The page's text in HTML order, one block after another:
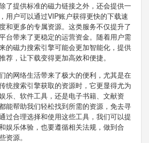
了提供标准的磁力链接之外，还会提供一
用户可以通过VIP账户获得更快的下载速
和更多的专属资源。这类服务不仅提升了
台带来了更稳定的运营资金。随着用户需
的磁力搜索引擎可能会更加智能化，提供
荐，让下载变得更加高效和便捷。
的网络生活带来了极大的便利，尤其是在
统搜索引擎获取的资源时，它更显得尤为
乐、软件工具，还是电子书籍、文献资
能帮助我们轻松找到所需的资源，免去寻
过合理选择和使用这些工具，我们可以提
娱乐体验，也要遵循相关法规，做到合
资源。